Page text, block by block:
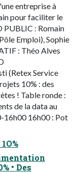
entreprise à
pour faciliter le
PUBLIC : Romain
Emploi), Sophie
: Théo Alves
(Retex Service
10% : des
! Table ronde :
de la data au
16h00 16h00 : Pot
• Des